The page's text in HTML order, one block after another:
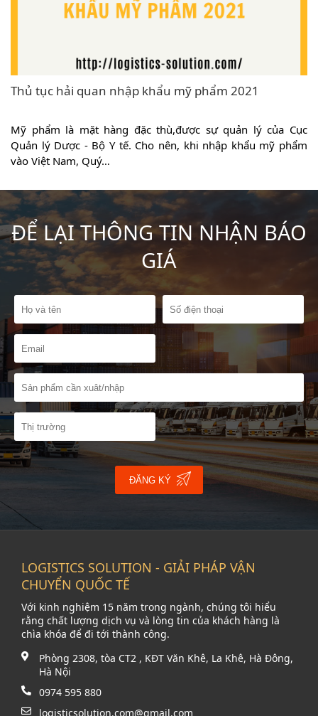
Thủ tục hải quan nhập khẩu mỹ phẩm 2021
Mỹ phẩm là mặt hàng đặc thù,được sự quản lý của Cục
Quản lý Dược - Bộ Y tế. Cho nên, khi nhập khẩu mỹ phẩm
vào Việt Nam, Quý…
ĐỂ LẠI THÔNG TIN NHẬN BÁO
GIÁ
ĐĂNG KÝ
LOGISTICS SOLUTION - GIẢI PHÁP VẬN
CHUYỂN QUỐC TẾ
Với kinh nghiệm 15 năm trong ngành, chúng tôi hiểu
rằng chất lượng dịch vụ và lòng tin của khách hàng là
chìa khóa để đi tới thành công.
Phòng 2308, tòa CT2 , KĐT Văn Khê, La Khê, Hà Đông,
Hà Nội
0974 595 880
logisticsolution.com@gmail.com